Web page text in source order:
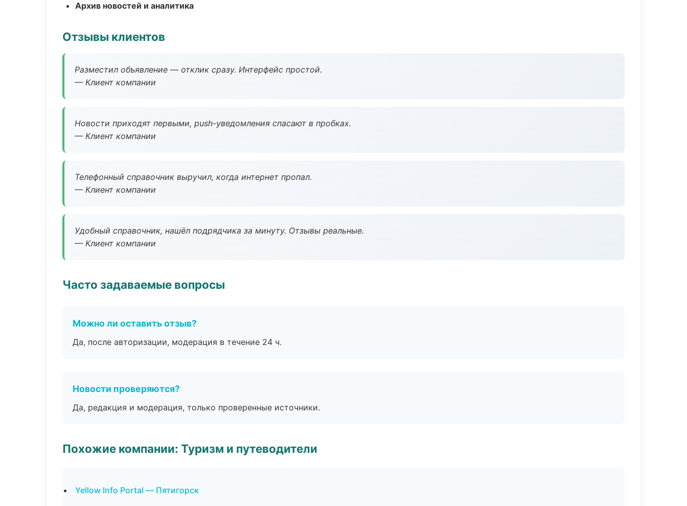
Архив новостей и аналитика
Отзывы клиентов
Разместил объявление — отклик сразу. Интерфейс простой.
— Клиент компании
Новости приходят первыми, push-уведомления спасают в пробках.
— Клиент компании
Телефонный справочник выручил, когда интернет пропал.
— Клиент компании
Удобный справочник, нашёл подрядчика за минуту. Отзывы реальные.
— Клиент компании
Часто задаваемые вопросы
Можно ли оставить отзыв?
Да, после авторизации, модерация в течение 24 ч.
Новости проверяются?
Да, редакция и модерация, только проверенные источники.
Похожие компании: Туризм и путеводители
Yellow Info Portal — Пятигорск